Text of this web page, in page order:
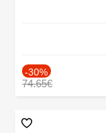
-30%
74.65€